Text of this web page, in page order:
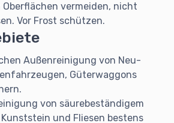
vermeiden, nicht
Vor Frost schützen.
Außenreinigung von Neu-
Güterwaggons
von säurebeständigem
und Fliesen bestens